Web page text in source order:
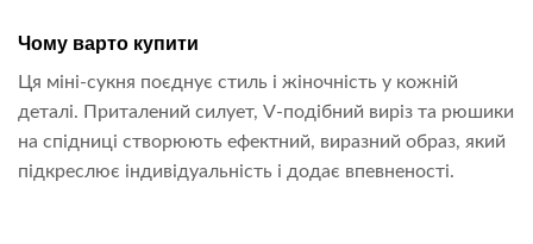
Чому варто купити
Ця міні-сукня поєднує стиль і жіночність у кожній
деталі. Приталений силует, V-подібний виріз та рюшики
на спідниці створюють ефектний, виразний образ, який
підкреслює індивідуальність і додає впевненості.